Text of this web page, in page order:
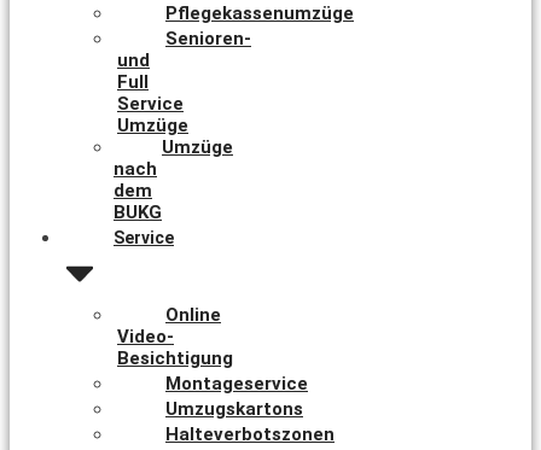
Pflegekassenumzüge
Senioren-
und
Full
Service
Umzüge
Umzüge
nach
dem
BUKG
Service
Online
Video-
Besichtigung
Montageservice
Umzugskartons
Halteverbotszonen